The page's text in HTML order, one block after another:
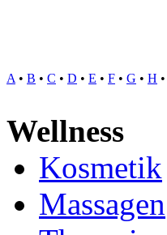
A • B • C • D • E • F • G • H •
Wellness
Kosmetik
Massagen